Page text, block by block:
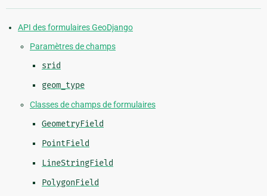
API des formulaires GeoDjango
Paramètres de champs
srid
geom_type
Classes de champs de formulaires
GeometryField
PointField
LineStringField
PolygonField